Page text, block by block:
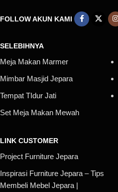
FOLLOW AKUN KAMI
SELEBIHNYA
Meja Makan Marmer
Mimbar Masjid Jepara
Tempat TIdur Jati
Set Meja Makan Mewah
LINK CUSTOMER
Project Furniture Jepara
Inspirasi Furniture Jepara – Tips
Membeli Mebel Jepara |